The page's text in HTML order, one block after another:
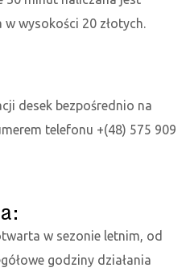
wysokości 20 złotych.
desek bezpośrednio na
telefonu +(48) 575 909
w sezonie letnim, od
godziny działania